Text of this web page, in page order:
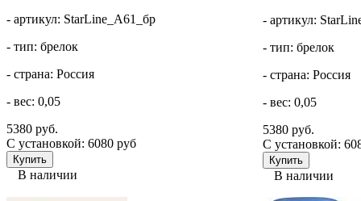
- артикул: StarLine_A61_бр
- тип: брелок
- страна: Россия
- вес: 0,05
5380 руб.
С установкой: 6080 руб
В наличии
- артикул:
- тип: брелок
- страна: Россия
- вес: 0,05
5380 руб.
С установкой:
В наличии